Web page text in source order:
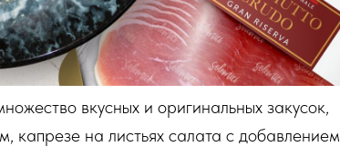
вкусных и оригинальных закусок,
капрезе на листьях салата с добавлением